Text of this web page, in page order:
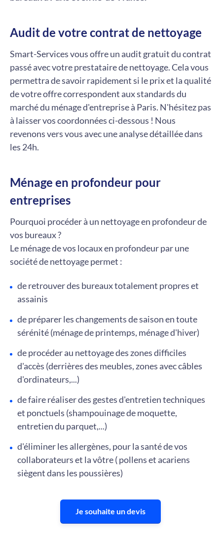
Audit de votre contrat de nettoyage
Smart-Services vous offre un audit gratuit du contrat
passé avec votre prestataire de nettoyage. Cela vous
permettra de savoir rapidement si le prix et la qualité
de votre offre correspondent aux standards du
marché du ménage d'entreprise à Paris. N'hésitez pas
à laisser vos coordonnées ci-dessous ! Nous
revenons vers vous avec une analyse détaillée dans
les 24h.
Ménage en profondeur pour
entreprises
Pourquoi procéder à un nettoyage en profondeur de
vos bureaux ?
Le ménage de vos locaux en profondeur par une
société de nettoyage permet :
de retrouver des bureaux totalement propres et
assainis
de préparer les changements de saison en toute
sérénité (ménage de printemps, ménage d'hiver)
de procéder au nettoyage des zones difficiles
d'accès (derrières des meubles, zones avec câbles
d'ordinateurs,...)
de faire réaliser des gestes d'entretien techniques
et ponctuels (shampouinage de moquette,
entretien du parquet,...)
d'éliminer les allergènes, pour la santé de vos
collaborateurs et la vôtre ( pollens et acariens
siègent dans les poussières)
Je souhaite un devis